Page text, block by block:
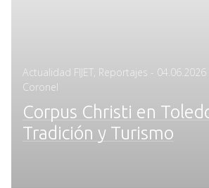
Actualidad FIJET Reportajes - Posted
04.06.2026
Coronel
Corpus Christi en
Tradición y Turismo